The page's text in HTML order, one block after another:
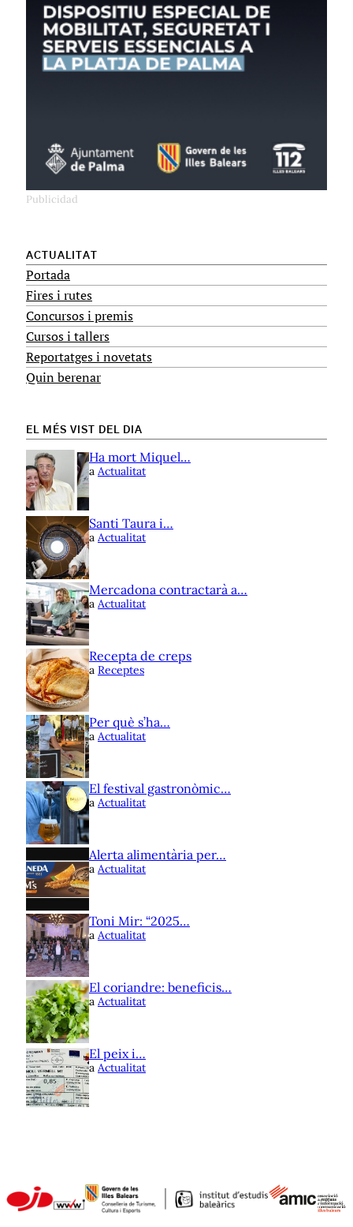
ACTUALITAT
Portada
Fires i rutes
Concursos i premis
Cursos i tallers
Reportatges i novetats
Quin berenar
EL MÉS VIST DEL DIA
Ha mort Miquel…
a Actualitat
Santi Taura i…
a Actualitat
Mercadona contractarà a…
a Actualitat
Recepta de creps
a Receptes
Per què s’ha…
a Actualitat
El festival gastronòmic…
a Actualitat
Alerta alimentària per…
a Actualitat
Toni Mir: “2025…
a Actualitat
El coriandre: beneficis…
a Actualitat
El peix i…
a Actualitat